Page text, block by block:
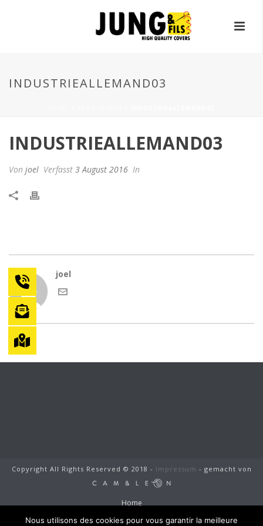
INDUSTRIEALLEMAND03
INDUSTRIEALLEMAND03
Von joel Verfasst 3 August 2016 In
joel
Copyright All Rights Reserved © 2018 - Impressum - gemacht von
Home
Jung und Sohn
Nous utilisons des cookies pour vous garantir la meilleure